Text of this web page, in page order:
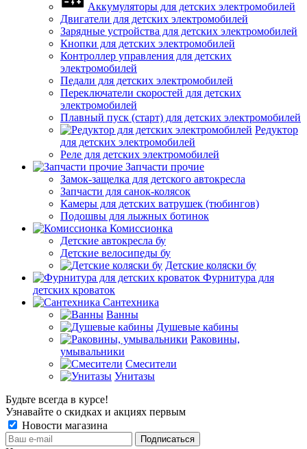
Аккумуляторы для детских электромобилей
Двигатели для детских электромобилей
Зарядные устройства для детских электромобилей
Кнопки для детских электромобилей
Контроллер управления для детских
электромобилей
Педали для детских электромобилей
Переключатели скоростей для детских
электромобилей
Плавный пуск (старт) для детских электромобилей
Редуктор
для детских электромобилей
Реле для детских электромобилей
Запчасти прочие
Замок-защелка для детского автокресла
Запчасти для санок-колясок
Камеры для детских ватрушек (тюбингов)
Подошвы для лыжных ботинок
Комиссионка
Детские автокресла бу
Детские велосипеды бу
Детские коляски бу
Фурнитура для
детских кроваток
Сантехника
Ванны
Душевые кабины
Раковины,
умывальники
Смесители
Унитазы
Будьте всегда в курсе!
Узнавайте о скидках и акциях первым
Новости магазина